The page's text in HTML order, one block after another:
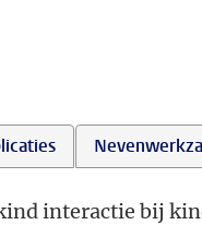
interactie bij